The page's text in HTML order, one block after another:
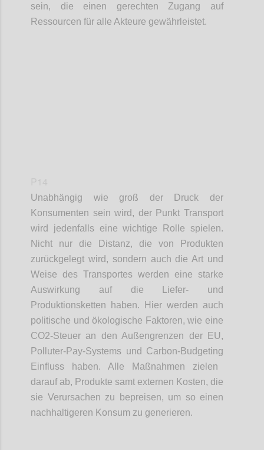
sein, d ie einen gerechten Zugang auf
Ressourcen für alle Akteure gewährleistet.
Unabhängig wie groß der Druck der
Konsumenten sein wird , der Punkt Transport
wird jedenfalls eine wichtige Rolle spielen.
Nicht nur die Distanz, die von Produkten
zurückgelegt wird, sondern auch die Art und
Weise des Transportes werden eine starke
Auswirkung auf die Liefer- und
Produktionsketten haben. Hier werden auch
politische und ökologische Faktoren, wie eine
CO2-Steuer an den Außengrenzen der EU,
Polluter-Pay-Systems und Carbon-Budgeting
Einfluss
haben. Alle Maßnahmen zielen
daraufab, Produkte samt externen Kosten, die
sie Verursachen zu
bepreisen, um so einen
nachhaltigeren Konsum zu generieren.